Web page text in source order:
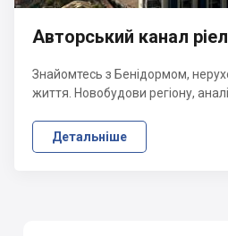
Авторський канал
Знайомтесь з Бенідормом,
життя. Новобудови регіону,
Детальніше